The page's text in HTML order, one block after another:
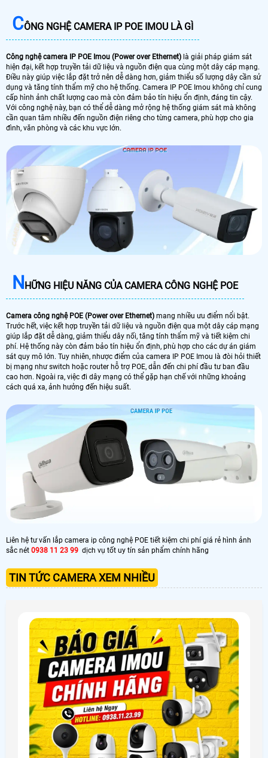
CÔNG NGHỆ CAMERA IP POE IMOU LÀ GÌ
Công nghệ camera IP POE Imou (Power over Ethernet) là giải pháp giám sát
hiện đại, kết hợp truyền tải dữ liệu và nguồn điện qua cùng một dây cáp mạng.
Điều này giúp việc lắp đặt trở nên dễ dàng hơn, giảm thiểu số lượng dây cần sử
dụng và tăng tính thẩm mỹ cho hệ thống. Camera IP POE Imou không chỉ cung
cấp hình ảnh chất lượng cao mà còn đảm bảo tín hiệu ổn định, đáng tin cậy.
Với công nghệ này, bạn có thể dễ dàng mở rộng hệ thống giám sát mà không
cần quan tâm nhiều đến nguồn điện riêng cho từng camera, phù hợp cho gia
đình, văn phòng và các khu vực lớn.
NHỮNG HIỆU NĂNG CỦA CAMERA CÔNG NGHỆ POE
Camera công nghệ POE (Power over Ethernet) mang nhiều ưu điểm nổi bật.
Trước hết, việc kết hợp truyền tải dữ liệu và nguồn điện qua một dây cáp mạng
giúp lắp đặt dễ dàng, giảm thiểu dây nối, tăng tính thẩm mỹ và tiết kiệm chi
phí. Hệ thống này còn đảm bảo tín hiệu ổn định, phù hợp cho các dự án giám
sát quy mô lớn. Tuy nhiên, nhược điểm của camera IP POE Imou là đòi hỏi thiết
bị mạng như switch hoặc router hỗ trợ POE, dẫn đến chi phí đầu tư ban đầu
cao hơn. Ngoài ra, việc đi dây mạng có thể gặp hạn chế với những khoảng
cách quá xa, ảnh hưởng đến hiệu suất.
Liên hệ tư vấn lắp camera ip công nghệ POE tiết kiệm chi phí giá rẻ hình ảnh
sắc nét 0938 11 23 99 dịch vụ tốt uy tín sản phẩm chính hãng
TIN TỨC CAMERA XEM NHIỀU